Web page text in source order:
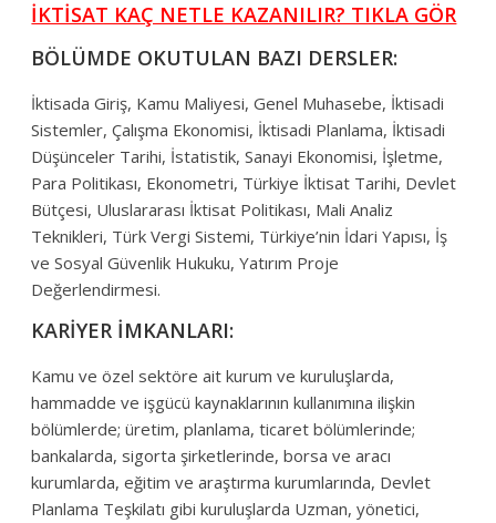
İKTİSAT KAÇ NETLE KAZANILIR? TIKLA GÖR
BÖLÜMDE OKUTULAN BAZI DERSLER:
İktisada Giriş, Kamu Maliyesi, Genel Muhasebe, İktisadi
Sistemler, Çalışma Ekonomisi, İktisadi Planlama, İktisadi
Düşünceler Tarihi, İstatistik, Sanayi Ekonomisi, İşletme,
Para Politikası, Ekonometri, Türkiye İktisat Tarihi, Devlet
Bütçesi, Uluslararası İktisat Politikası, Mali Analiz
Teknikleri, Türk Vergi Sistemi, Türkiye’nin İdari Yapısı, İş
ve Sosyal Güvenlik Hukuku, Yatırım Proje
Değerlendirmesi.
KARİYER İMKANLARI:
Kamu ve özel sektöre ait kurum ve kuruluşlarda,
hammadde ve işgücü kaynaklarının kullanımına ilişkin
bölümlerde; üretim, planlama, ticaret bölümlerinde;
bankalarda, sigorta şirketlerinde, borsa ve aracı
kurumlarda, eğitim ve araştırma kurumlarında, Devlet
Planlama Teşkilatı gibi kuruluşlarda Uzman, yönetici,